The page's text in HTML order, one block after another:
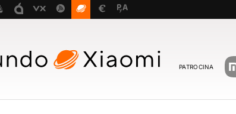
PATROCINA